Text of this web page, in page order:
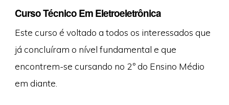
Curso Técnico Em Eletroeletrônica
Este curso é voltado a todos os interessados que
já concluíram o nível fundamental e que
encontrem-se cursando no 2º do Ensino Médio
em diante.